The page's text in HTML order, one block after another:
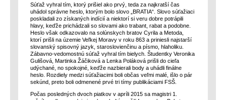
Súťaž vyhral tím, ktorý prišiel ako prvý, teda za najkratší čas
uhádol správne heslo, ktorým bolo slovo „BRATIA“. Slovo súťažiaci
poskladali zo získaných indícií a niektorí si veru dobre potrápili
hlavy, keďže prichádzali so slovami ako trabant, rabat a podobne.
Heslo však odkazovalo na solúnskych bratov Cyrila a Metoda,
ktorí prišli na územie Veľkej Moravy v roku 863 a priniesli najstarší
slovanský spisovný jazyk, staroslovienčinu a písmo, hlaholiku.
Zábavno-vedomostnú súťaž vyhral tím bielych. Študentky Veronika
Gulišová, Martinka Žáčiková a Lenka Poláková prišli do cieľa
udýchané, no spokojné, keďže nazbierali body a uhádli finálne
heslo. Rozdiely medzi súťažiacimi boli občas veľmi malé, išlo o pár
sekúnd, preto boli odmenené prvé tri tímy publikáciami FSŠ.
Počas posledných dvoch piatkov v apríli 2015 sa magistri 1.